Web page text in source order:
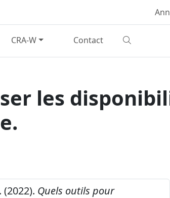
CRA-W Contact
les
(2022). Quels outils pour